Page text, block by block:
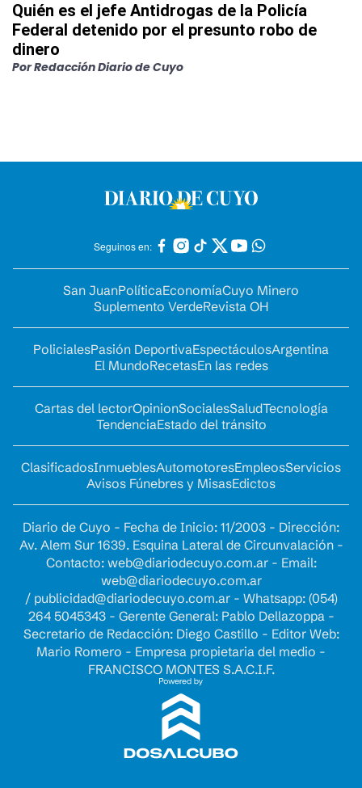
Quién es el jefe Antidrogas de la Policía
Federal detenido por el presunto robo de
dinero
PorRedacción Diario de Cuyo
Seguinos en:
San JuanPolíticaEconomíaCuyo Minero
Suplemento VerdeRevista OH
PolicialesPasión DeportivaEspectáculosArgentina
El MundoRecetasEn las redes
Cartas del lectorOpinionSocialesSaludTecnología
TendenciaEstado del tránsito
ClasificadosInmueblesAutomotoresEmpleosServicios
Avisos Fúnebres y MisasEdictos
Diario de Cuyo - Fecha de Inicio: 11/2003 - Dirección:
Av. Alem Sur 1639. Esquina Lateral de Circunvalación -
Contacto: web@diariodecuyo.com.ar- Email:
web@diariodecuyo.com.ar
/ publicidad@diariodecuyo.com.ar- Whatsapp: (054)
264 5045343 - Gerente General: Pablo Dellazoppa -
Secretario de Redacción: Diego Castillo - Editor Web:
Mario Romero - Empresa propietaria del medio -
FRANCISCO MONTES S.A.C.I.F.